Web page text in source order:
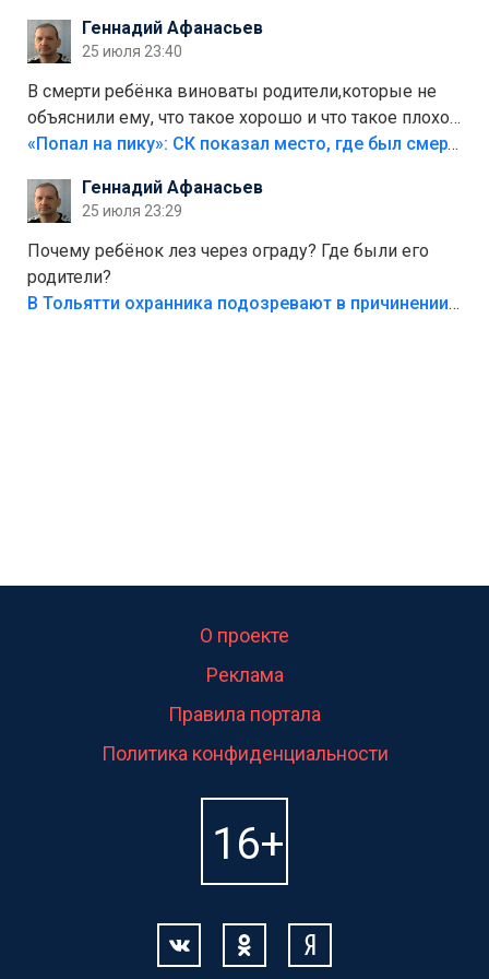
Геннадий Афанасьев
25 июля 23:40
В смерти ребёнка виноваты родители,которые не
объяснили ему, что такое хорошо и что такое плохо!
Лезть через такой забор,верх безумия,есть же
свою судьбу.
«Попал на пику»: СК показал место, где был смертельно травмирован ребенок в Тольятти
Геннадий Афанасьев
25 июля 23:29
Почему ребёнок лез через ограду? Где были его
родители?
В Тольятти охранника подозревают в причинении смерти ребенку
О проекте
Реклама
Правила портала
Политика конфиденциальности